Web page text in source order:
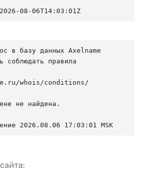
08-06T14:03:01Z
в базу данных Axelname
соблюдать правила
whois/conditions/
не найдена.
2026.08.06 17:03:01 MSK